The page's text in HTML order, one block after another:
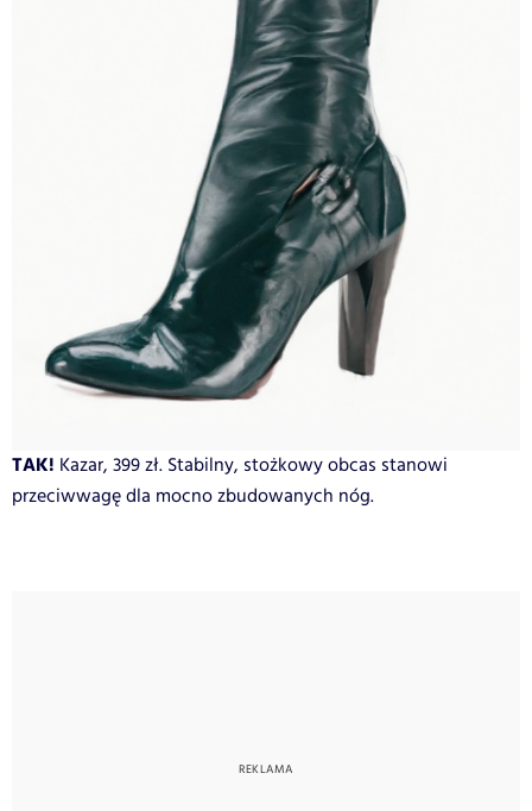
TAK! Kazar, 399 zł. Stabilny, stożkowy obcas stanowi
przeciwwagę dla mocno zbudowanych nóg.